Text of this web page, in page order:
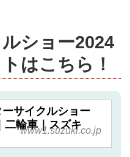
ショー2024
はこちら！
ーサイクルショー
二輪車｜スズキ
www1.suzuki.co.jp